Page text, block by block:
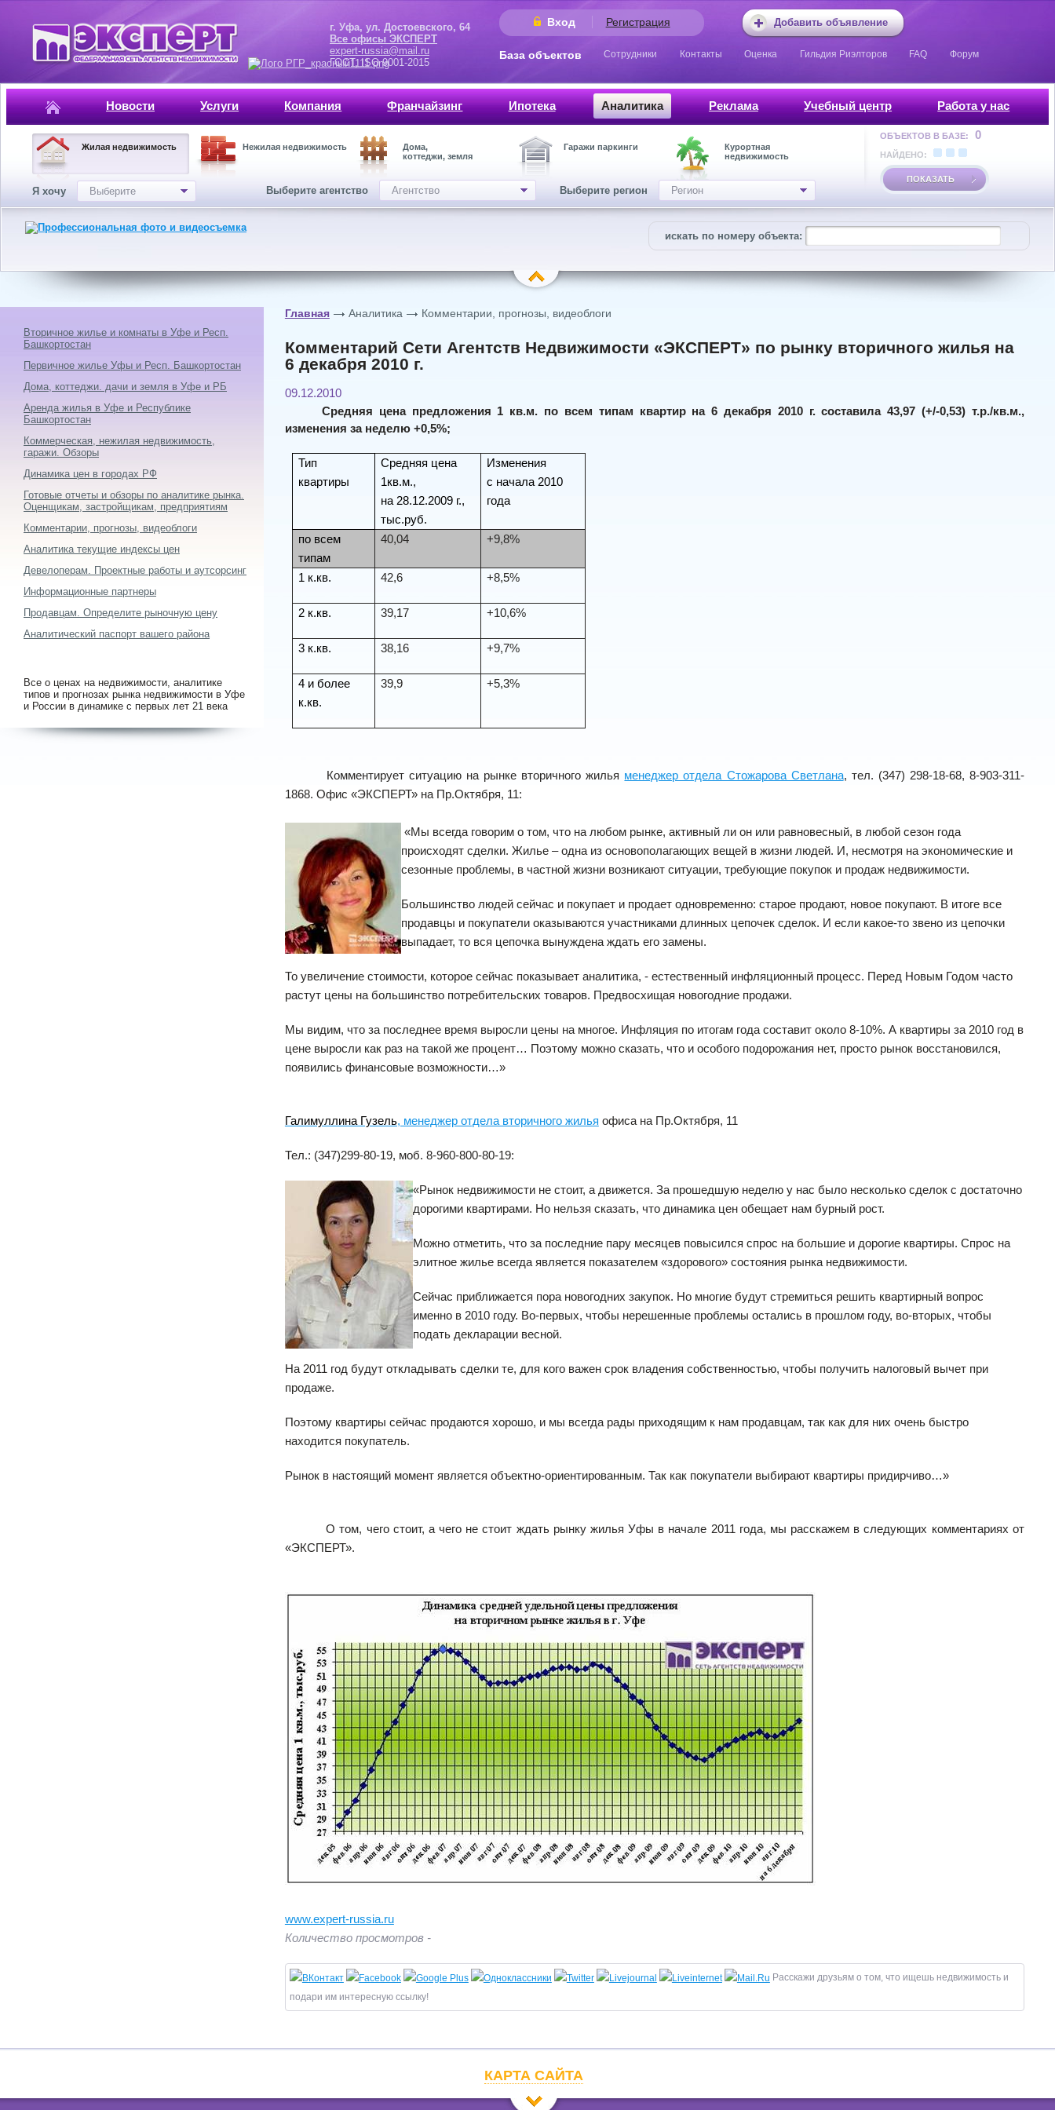
Добавить объявление
Вход Регистрация
г. Уфа, ул. Достоевского, 64
Все офисы ЭКСПЕРТ
expert-russia@mail.ru
ГОСТ, ISO 9001-2015
База объектов Сотрудники Контакты Оценка Гильдия Риэлторов FAQ Форум
Новости Услуги Компания Франчайзинг Ипотека Аналитика Реклама Учебный центр Работа у нас
Жилая недвижимость Нежилая недвижимость
Дома,
коттеджи, земля
Гаражи паркинги
Курортная
недвижимость
Я хочу Выберите Выберите агентство Агентство Выберите регион Регион
ОБЪЕКТОВ В БАЗЕ: 0
НАЙДЕНО:
ПОКАЗАТЬ
искать по номеру объекта:
Главная Аналитика Комментарии, прогнозы, видеоблоги
Комментарий Сети Агентств Недвижимости «ЭКСПЕРТ» по рынку вторичного жилья на
6 декабря 2010 г.
09.12.2010
Средняя цена предложения 1 кв.м. по всем типам квартир на 6 декабря 2010 г. составила 43,97 (+/-0,53) т.р./кв.м.,
изменения за неделю +0,5%;
Тип
квартиры
Средняя цена
1кв.м.,
на 28.12.2009 г.,
тыс.руб.
Изменения
с начала 2010
года
по всем
типам
40,04 +9,8%
1 к.кв. 42,6 +8,5%
2 к.кв. 39,17 +10,6%
3 к.кв. 38,16 +9,7%
4 и более
к.кв.
39,9 +5,3%
Комментирует ситуацию на рынке вторичного жилья менеджер отдела Стожарова Светлана, тел. (347) 298-18-68, 8-903-311-
1868. Офис «ЭКСПЕРТ» на Пр.Октября, 11:
«Мы всегда говорим о том, что на любом рынке, активный ли он или равновесный, в любой сезон года
происходят сделки. Жилье – одна из основополагающих вещей в жизни людей. И, несмотря на экономические и
сезонные проблемы, в частной жизни возникают ситуации, требующие покупок и продаж недвижимости.
Большинство людей сейчас и покупает и продает одновременно: старое продают, новое покупают. В итоге все
продавцы и покупатели оказываются участниками длинных цепочек сделок. И если какое-то звено из цепочки
выпадает, то вся цепочка вынуждена ждать его замены.
То увеличение стоимости, которое сейчас показывает аналитика, - естественный инфляционный процесс. Перед Новым Годом часто
растут цены на большинство потребительских товаров. Предвосхищая новогодние продажи.
Мы видим, что за последнее время выросли цены на многое. Инфляция по итогам года составит около 8-10%. А квартиры за 2010 год в
цене выросли как раз на такой же процент… Поэтому можно сказать, что и особого подорожания нет, просто рынок восстановился,
появились финансовые возможности…»
Галимуллина Гузель, менеджер отдела вторичного жилья офиса на Пр.Октября, 11
Тел.: (347)299-80-19, моб. 8-960-800-80-19:
«Рынок недвижимости не стоит, а движется. За прошедшую неделю у нас было несколько сделок с достаточно
дорогими квартирами. Но нельзя сказать, что динамика цен обещает нам бурный рост.
Можно отметить, что за последние пару месяцев повысился спрос на большие и дорогие квартиры. Спрос на
элитное жилье всегда является показателем «здорового» состояния рынка недвижимости.
Сейчас приближается пора новогодних закупок. Но многие будут стремиться решить квартирный вопрос
именно в 2010 году. Во-первых, чтобы нерешенные проблемы остались в прошлом году, во-вторых, чтобы
подать декларации весной.
На 2011 год будут откладывать сделки те, для кого важен срок владения собственностью, чтобы получить налоговый вычет при
продаже.
Поэтому квартиры сейчас продаются хорошо, и мы всегда рады приходящим к нам продавцам, так как для них очень быстро
находится покупатель.
Рынок в настоящий момент является объектно-ориентированным. Так как покупатели выбирают квартиры придирчиво…»
О том, чего стоит, а чего не стоит ждать рынку жилья Уфы в начале 2011 года, мы расскажем в следующих комментариях от
«ЭКСПЕРТ».
www.expert-russia.ru
Количество просмотров -
Расскажи друзьям о том, что ищешь недвижимость и
подари им интересную ссылку!
Вторичное жилье и комнаты в Уфе и Респ.
Башкортостан
Первичное жилье Уфы и Респ. Башкортостан
Дома, коттеджи. дачи и земля в Уфе и РБ
Аренда жилья в Уфе и Республике
Башкортостан
Коммерческая, нежилая недвижимость,
гаражи. Обзоры
Динамика цен в городах РФ
Готовые отчеты и обзоры по аналитике рынка.
Оценщикам, застройщикам, предприятиям
Комментарии, прогнозы, видеоблоги
Аналитика текущие индексы цен
Девелоперам. Проектные работы и аутсорсинг
Информационные партнеры
Продавцам. Определите рыночную цену
Аналитический паспорт вашего района
Все о ценах на недвижимости, аналитике
типов и прогнозах рынка недвижимости в Уфе
и России в динамике с первых лет 21 века
КАРТА САЙТА